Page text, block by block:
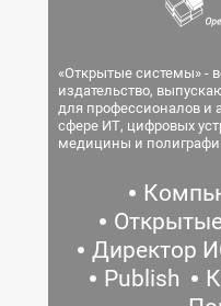
«Открытые системы» -
издательство,
для профессионалов и
сфере ИТ, цифровых
медицины и
Директор
Publish